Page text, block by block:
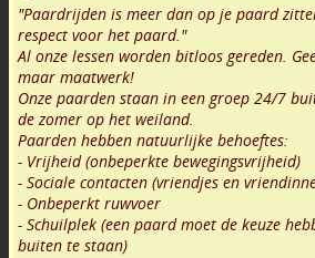
"Paardrijden is meer dan op je paard
respect voor het paard."
Al onze lessen worden bitloos gereden.
maar maatwerk!
Onze paarden staan in een groep 24/7
de zomer op het weiland.
Paarden hebben natuurlijke behoeftes:
- Vrijheid (onbeperkte bewegingsvrijheid)
- Sociale contacten (vriendjes en
- Onbeperkt ruwvoer
- Schuilplek (een paard moet de keuze
buiten te staan)